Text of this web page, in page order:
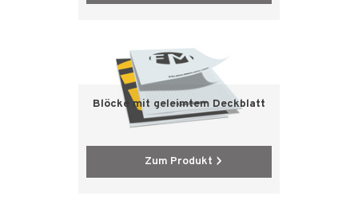
Blöcke mit geleimtem Deckblatt
Zum Produkt